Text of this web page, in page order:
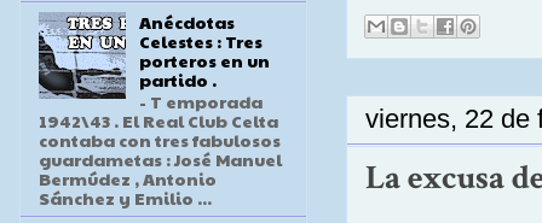
viernes, 22 de
La excusa
Anécdotas
Celestes : Tres
porteros en un
partido .
- T emporada
1942\43 . El Real Club Celta
contaba con tres fabulosos
guardametas : José Manuel
Bermúdez , Antonio
Sánchez y Emilio ...